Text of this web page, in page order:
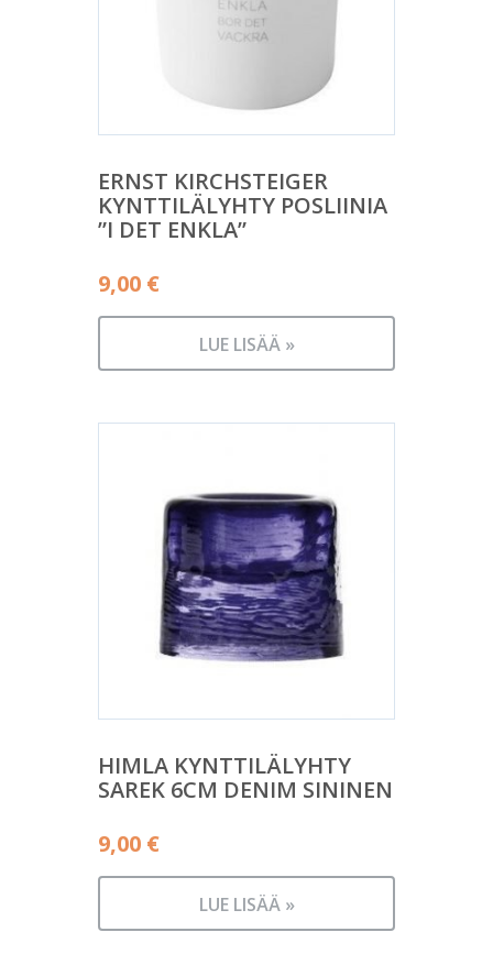
ERNST KIRCHSTEIGER
KYNTTILÄLYHTY POSLIINIA
”I DET ENKLA”
9,00 €
LUE LISÄÄ »
HIMLA KYNTTILÄLYHTY
SAREK 6CM DENIM SININEN
9,00 €
LUE LISÄÄ »